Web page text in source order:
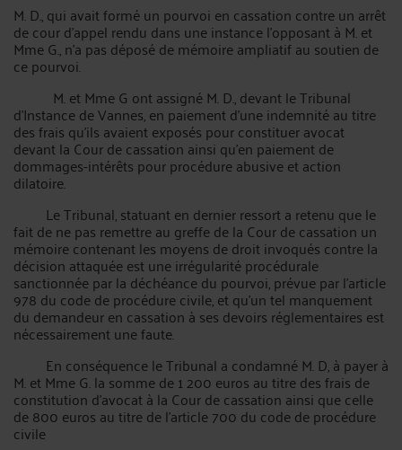
M. D., qui avait formé un pourvoi en cassation contre un arrêt
de cour d’appel rendu dans une instance l’opposant à M. et
Mme G., n’a pas déposé de mémoire ampliatif au soutien de
ce pourvoi.
M. et Mme G ont assigné M. D., devant le Tribunal
d’Instance de Vannes, en paiement d’une indemnité au titre
des frais qu’ils avaient exposés pour constituer avocat
devant la Cour de cassation ainsi qu’en paiement de
dommages-intérêts pour procédure abusive et action
dilatoire.
Le Tribunal, statuant en dernier ressort a retenu que le
fait de ne pas remettre au greffe de la Cour de cassation un
mémoire contenant les moyens de droit invoqués contre la
décision attaquée est une irrégularité procédurale
sanctionnée par la déchéance du pourvoi, prévue par l’article
978 du code de procédure civile, et qu’un tel manquement
du demandeur en cassation à ses devoirs réglementaires est
nécessairement une faute.
En conséquence le Tribunal a condamné M. D, à payer à
M. et Mme G. la somme de 1 200 euros au titre des frais de
constitution d’avocat à la Cour de cassation ainsi que celle
de 800 euros au titre de l’article 700 du code de procédure
civile